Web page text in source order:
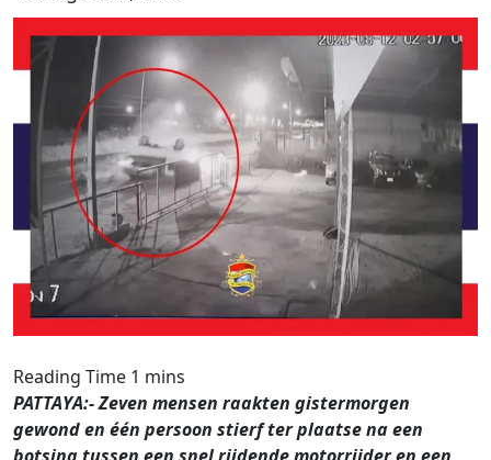
PATTAYA:- Zeven mensen raakten gistermorgen
gewond en één persoon stierf ter plaatse na een